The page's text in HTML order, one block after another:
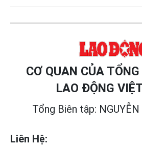
CƠ QUAN CỦA
LAO ĐỘNG
Tổng Biên tập:
Liên Hệ: